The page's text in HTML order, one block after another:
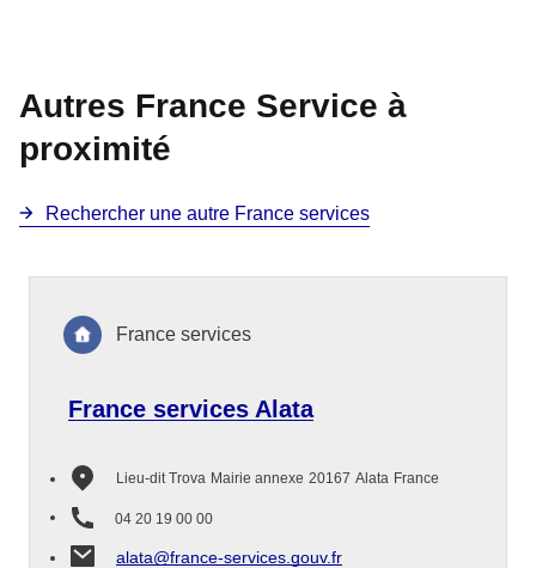
Autres France Service à
proximité
Rechercher une autre France services
France services Alata
Lieu-dit Trova Mairie annexe 20167 Alata France
04 20 19 00 00
alata@france-services.gouv.fr
France services